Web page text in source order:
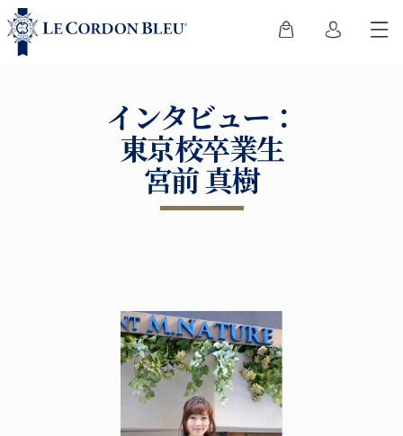
インタビュー：
東京校卒業生
宮前 真樹